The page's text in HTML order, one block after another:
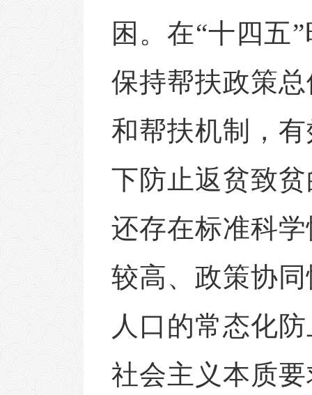
困。在“十四五
保持帮扶政策
和帮扶机制，
下防止返贫致
还存在标准科
较高、政策协
人口的常态化
社会主义本质